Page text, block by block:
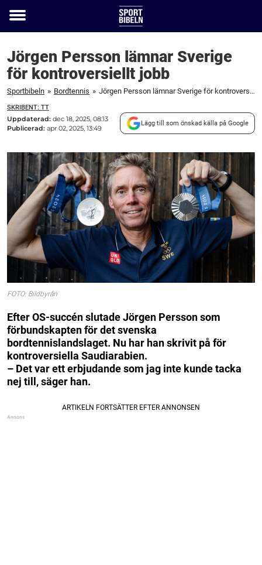
Toggle
Jörgen Persson lämnar Sverige
för kontroversiellt jobb
Sportbibeln » Bordtennis » Jörgen Persson lämnar Sverige för kontroversiellt jobb
SKRIBENT: TT
Uppdaterad: dec 18, 2025, 08:13
Publicerad: apr 02, 2025, 13:49
Lägg till som önskad källa på Google
FOTO: Bildbyrån
Efter OS-succén slutade Jörgen Persson som
förbundskapten för det svenska
bordtennislandslaget. Nu har han skrivit på för
kontroversiella Saudiarabien.
– Det var ett erbjudande som jag inte kunde tacka
nej till, säger han.